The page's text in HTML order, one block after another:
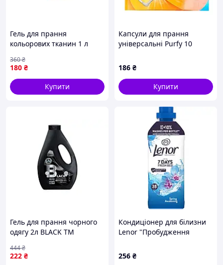
Гель для прання
кольорових тканин 1 л
кольору та видалення
забруднень
180 ₴
360₴
Купити
Капсули для прання
універсальні Purfy 10
186 ₴
Купити
Гель для прання чорного
одягу 2л BLACK ТМ
222 ₴
444₴
Кондиціонер для білизни
Lenor "Пробудження
256 ₴